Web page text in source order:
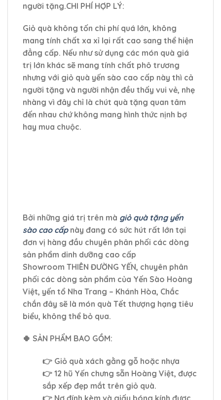
người tặng.CHI PHÍ HỢP LÝ:
Giỏ quà không tốn chi phí quá lớn, không
mang tính chất xa xỉ lại rất cao sang thể hiện
đẳng cấp. Nếu như sử dụng các món quà giá
trị lớn khác sẽ mang tính chất phô trương
nhưng với giỏ quà yến sào cao cấp này thì cả
người tặng và người nhận đều thấy vui vẻ, nhẹ
nhàng vì đây chỉ là chút quà tặng quan tâm
đến nhau chứ không mang hình thức nịnh bợ
hay mua chuộc.
Bởi những giá trị trên mà giỏ quà tặng yến
sào cao cấp này đang có sức hút rất lớn tại
đơn vị hàng đầu chuyên phân phối các dòng
sản phẩm dinh dưỡng cao cấp
Showroom THIÊN ĐƯỜNG YẾN, chuyên phân
phối các dòng sản phẩm của Yến Sào Hoàng
Việt, yến tổ Nha Trang – Khánh Hòa, Chắc
chắn đây sẽ là món quà Tết thượng hạng tiêu
biểu, không thể bỏ qua.
🍀 SẢN PHẨM BAO GỒM:
👉 Giỏ quà xách gằng gỗ hoặc nhựa
👉 12 hũ Yến chưng sẵn Hoàng Việt, được
sắp xếp đẹp mắt trên giỏ quà.